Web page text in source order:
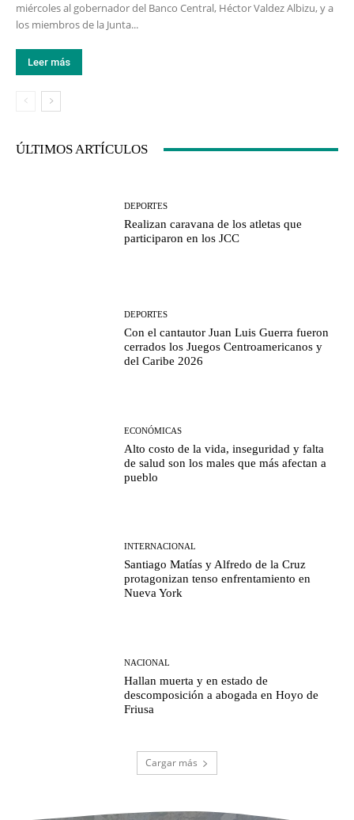
miércoles al gobernador del Banco Central, Héctor Valdez Albizu, y a
los miembros de la Junta...
Leer más
ÚLTIMOS ARTÍCULOS
DEPORTES
Realizan caravana de los atletas que
participaron en los JCC
DEPORTES
Con el cantautor Juan Luis Guerra fueron
cerrados los Juegos Centroamericanos y
del Caribe 2026
ECONÓMICAS
Alto costo de la vida, inseguridad y falta
de salud son los males que más afectan a
pueblo
INTERNACIONAL
Santiago Matías y Alfredo de la Cruz
protagonizan tenso enfrentamiento en
Nueva York
NACIONAL
Hallan muerta y en estado de
descomposición a abogada en Hoyo de
Friusa
Cargar más